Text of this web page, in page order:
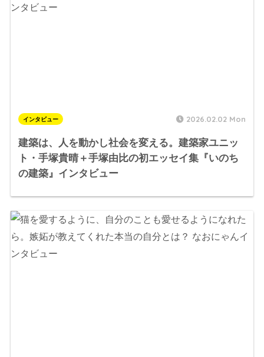
インタビュー 2026.02.02 Mon
建築は、人を動かし社会を変える。建築家ユニッ
ト・手塚貴晴＋手塚由比の初エッセイ集『いのち
の建築』インタビュー